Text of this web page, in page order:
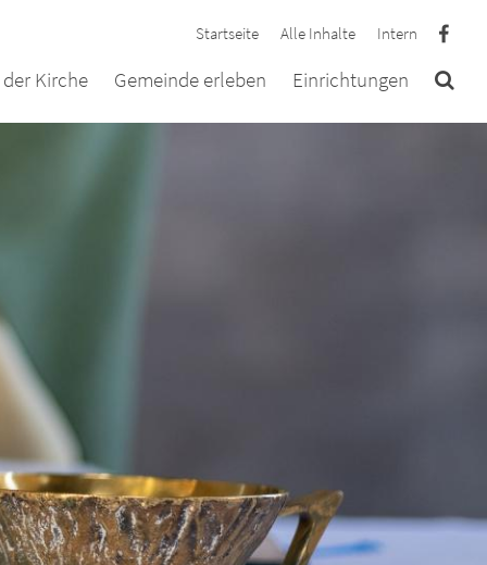
Startseite Alle Inhalte Intern
Kirche Gemeinde erleben Einrichtungen